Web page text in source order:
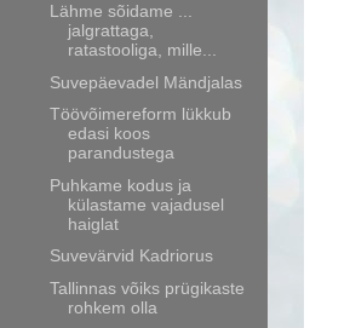
Lähme sõidame ...
jalgrattaga,
ratastooliga, mille...
Suvepäevadel Mändjalas
Töövõimereform lükkub
edasi koos
parandustega
Puhkame kodus ja
külastame vajadusel
haiglat
Suvevärvid Kadriorus
Tallinnas võiks prügikaste
rohkem olla